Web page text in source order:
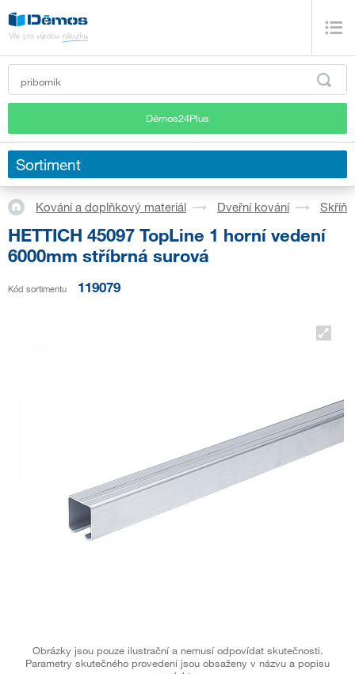
Démos24Plus
Sortiment
Kování a doplňkový materiál Dveřní kování
HETTICH 45097 TopLine 1 horní vedení
6000mm stříbrná surová
Kód sortimentu 119079
Obrázky jsou pouze ilustrační a nemusí odpovídat skutečnosti.
Parametry skutečného provedení jsou obsaženy v názvu a popisu